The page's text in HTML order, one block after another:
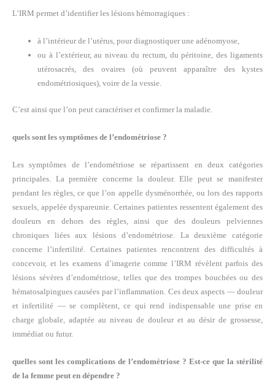
L’IRM permet d’identifier les lésions hémorragiques :
à l’intérieur de l’utérus, pour diagnostiquer une adénomyose,
ou à l’extérieur, au niveau du rectum, du péritoine, des ligaments
utérosacrés, des ovaires (où peuvent apparaître des kystes
endométriosiques), voire de la vessie.
C’est ainsi que l’on peut caractériser et confirmer la maladie.
quels sont les symptômes de l’endométriose ?
Les symptômes de l’endométriose se répartissent en deux catégories
principales. La première concerne la douleur. Elle peut se manifester
pendant les règles, ce que l’on appelle dysménorrhée, ou lors des rapports
sexuels, appelée dyspareunie. Certaines patientes ressentent également des
douleurs en dehors des règles, ainsi que des douleurs pelviennes
chroniques liées aux lésions d’endométriose. La deuxième catégorie
concerne l’infertilité. Certaines patientes rencontrent des difficultés à
concevoir, et les examens d’imagerie comme l’IRM révèlent parfois des
lésions sévères d’endométriose, telles que des trompes bouchées ou des
hématosalpingues causées par l’inflammation. Ces deux aspects — douleur
et infertilité — se complètent, ce qui rend indispensable une prise en
charge globale, adaptée au niveau de douleur et au désir de grossesse,
immédiat ou futur.
quelles sont les complications de l’endométriose ? Est-ce que la stérilité
de la femme peut en dépendre ?